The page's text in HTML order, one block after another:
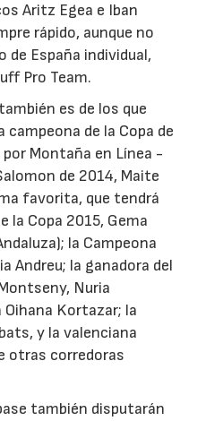
Aritz Egea e Iban
rápido, aunque no
de España individual,
Pro Team.
es de los que
de la Copa de
por Montaña en Línea -
de 2014, Maite
favorita, que tendrá
la Copa 2015, Gema
la Campeona
Andreu; la ganadora del
Nuria
Kortazar; la
y la valenciana
otras corredoras
también disputarán